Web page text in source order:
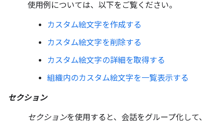
使用例については、以下をご覧ください。
カスタム絵文字を作成する
カスタム絵文字を削除する
カスタム絵文字の詳細を取得する
組織内のカスタム絵文字を一覧表示する
セクション
セクションを使用すると、会話をグループ化して、